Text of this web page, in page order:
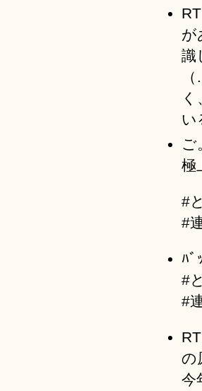
RT
が
識
い
ご
極
#
#
ﾊﾞ
#
#
RT
の
今